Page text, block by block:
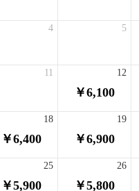
4 5
11
￥6,100
12
￥6,400
18
￥6,900
19
￥5,900
25
￥5,800
26